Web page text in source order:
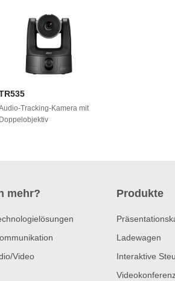
Tracking-Kamera mit
Doppelobjektiv
mehr?
Video
Produkte
Ladewagen
Interaktive